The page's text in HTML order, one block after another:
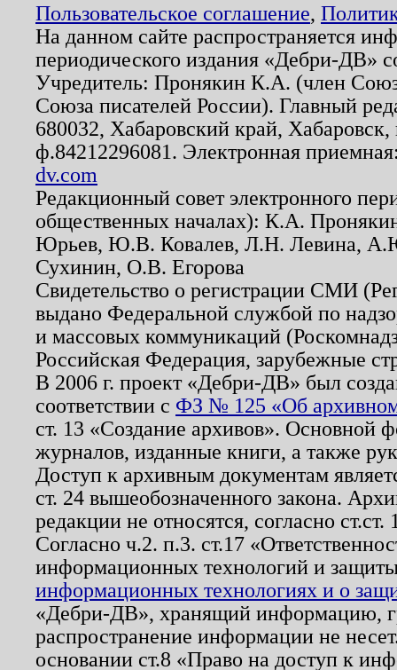
Пользовательское соглашение,
На данном сайте распространяется
периодического издания «Дебри-ДВ»
Учредитель: Пронякин К.А. (член
Союза писателей России). Главный
680032, Хабаровский край,
ф.84212296081. Электронная
dv.com
Редакционный совет электронного
общественных началах): К.А.
Юрьев, Ю.В. Ковалев, Л.Н. Левина,
Сухинин, О.В. Егорова
Свидетельство о регистрации СМИ
выдано Федеральной службой по
и массовых коммуникаций
Российская Федерация, зарубежные
В 2006 г. проект «Дебри-ДВ» был
соответствии с ФЗ № 125 «Об
ст. 13 «Создание архивов». Основной
журналов, изданные книги, а также
Доступ к архивным документам
ст. 24 вышеобозначенного закона.
редакции не относятся, согласно
Согласно ч.2. п.3. ст.17
информационных технологий и
информационных технологиях и о
«Дебри-ДВ», хранящий информацию,
распространение информации не
основании ст.8 «Право на доступ к